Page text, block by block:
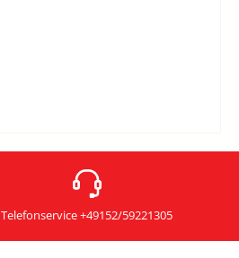
Telefonservice +49152/59221305